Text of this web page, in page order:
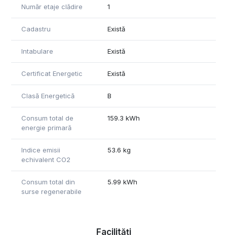
Număr etaje clădire 1
Cadastru Există
Intabulare Există
Certificat Energetic Există
Clasă Energetică B
Consum total de
energie primară
159.3 kWh
Indice emisii
echivalent CO2
53.6 kg
Consum total din
surse regenerabile
5.99 kWh
Facilități